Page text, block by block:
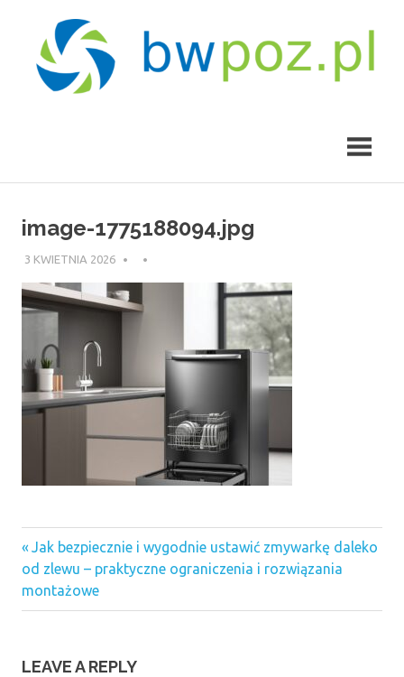
content
image-1775188094.jpg
3 KWIETNIA 2026
Nawigacja
wpisu
Previous
Post:
Jak bezpiecznie i wygodnie ustawić zmywarkę daleko
od zlewu – praktyczne ograniczenia i rozwiązania
montażowe
LEAVE A REPLY